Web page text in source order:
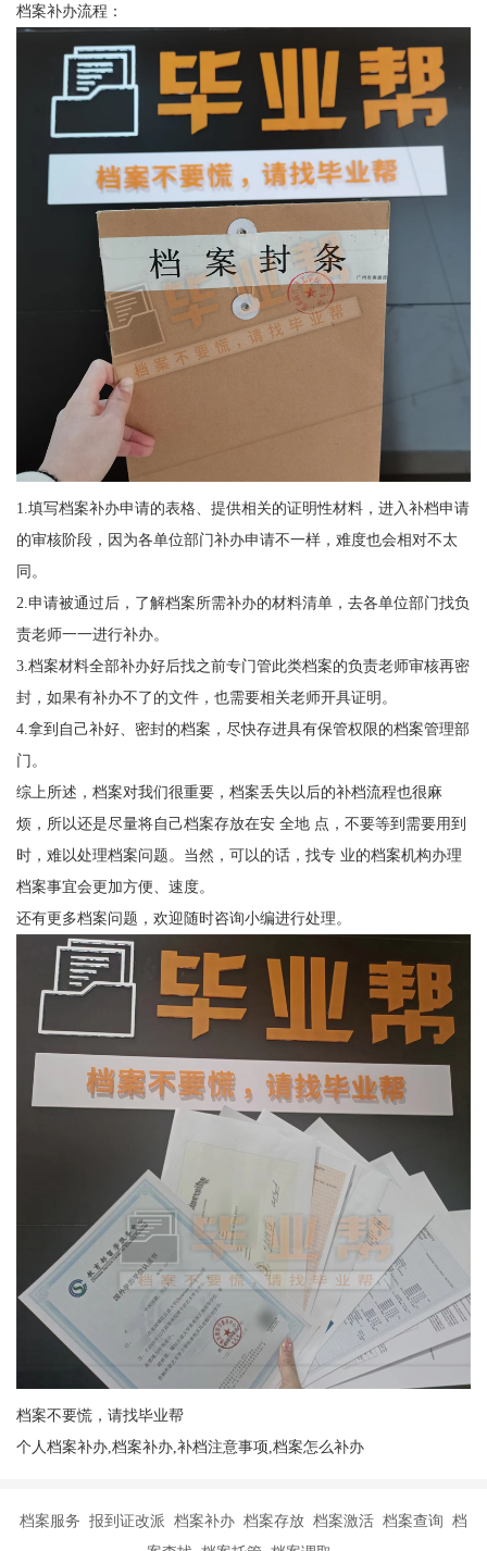
档案补办流程：
1. 填写档案补办申请的表格、提供相关的证明性材料，进入补档申请
的审核阶段，因为各单位部门补办申请不一样，难度也会相对不太
同。
2. 申请被通过后，了解档案所需补办的材料清单，去各单位部门找负
责老师一一进行补办。
3. 档案材料全部补办好后找之前专门管此类档案的负责老师审核再密
封，如果有补办不了的文件，也需要相关老师开具证明。
4. 拿到自己补好、密封的档案，尽快存进具有保管权限的档案管理部
门。
综上所述，档案对我们很重要，档案丢失以后的补档流程也很麻
烦，所以还是尽量将自己档案存放在安 全地 点，不要等到需要用到
时，难以处理档案问题。当然，可以的话，找专 业的档案机构办理
档案事宜会更加方便、速度。
还有更多档案问题，欢迎随时咨询小编进行处理。
档案不要慌，请找毕业帮
个人档案补办,档案补办,补档注意事项,档案怎么补办
档案服务 报到证改派 档案补办 档案存放 档案激活 档案查询 档